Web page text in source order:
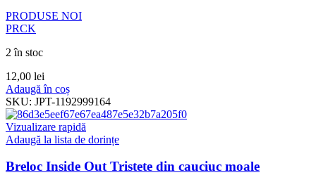
PRODUSE NOI
PRCK
2 în stoc
12,00 lei
Adaugă în coș
SKU: JPT-1192999164
Vizualizare rapidă
Adaugă la lista de dorințe
Breloc Inside Out Tristete din cauciuc moale